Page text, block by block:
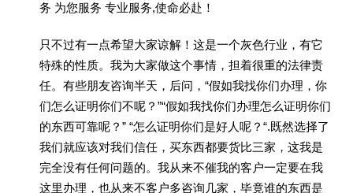
务 为您服务 专业服务,使命必赴！
只不过有一点希望大家谅解！这是一个灰色行业，有它
特殊的性质。我为大家做这个事情，担着很重的法律责
任。有些朋友咨询半天，后问，“假如我找你们办理，你
们怎么证明你们不呢？”“假如我找你们办理怎么证明你们
的东西可靠呢？” “怎么证明你们是好人呢？“.既然选择了
我们就应该对我们信任，买东西都要货比三家，这我是
完全没有任何问题的。我从来不催我的客户一定要在我
这里办理，也从来不客户多咨询几家，毕竟谁的东西是